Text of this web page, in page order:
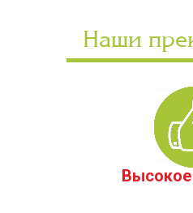
Наши
Высокое